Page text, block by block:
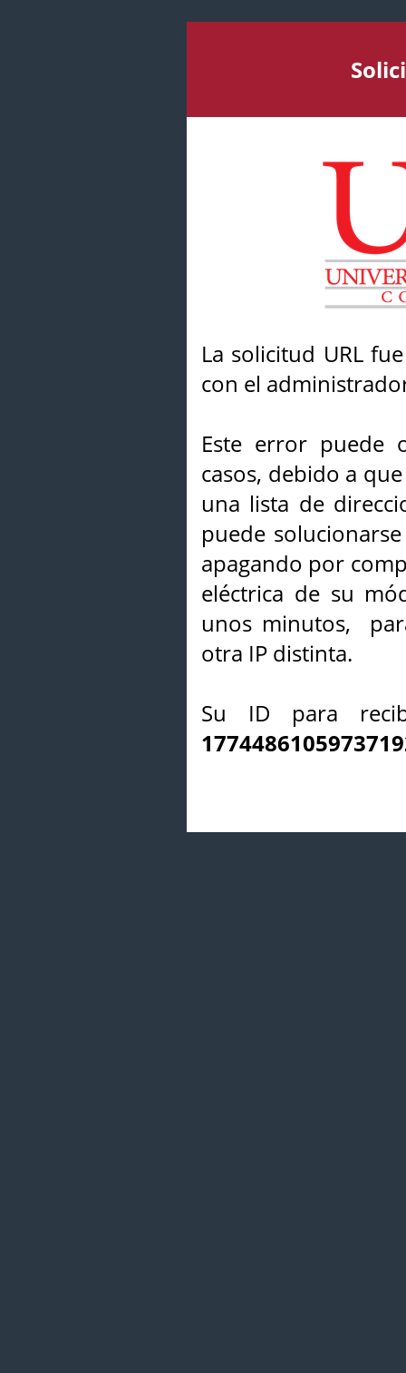
La solicitud URL
con el
Este error puede
casos, debido a
una lista de
puede
apagando por
eléctrica de su
unos minutos,
otra IP distinta.
Su ID para